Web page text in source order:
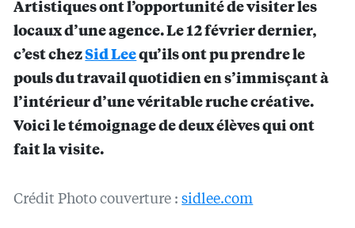
Artistiques ont l’opportunité de visiter les
locaux d’une agence. Le 12 février dernier,
c’est chezSid Leequ’ils ont pu prendre le
pouls du travail quotidien en s’immisçant à
l’intérieur d’une véritable ruche créative.
Voici le témoignage de deux élèves qui ont
fait la visite.
Crédit Photo couverture :sidlee.com